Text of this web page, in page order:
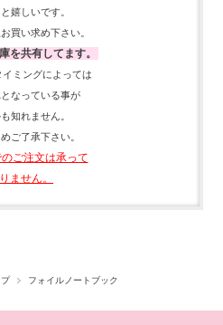
と嬉しいです。
お買い求め下さい。
を共有してます。
ミングによっては
となっている事が
知れません。
ご了承下さい。
ご注文は承って
ません。
フォイルノートブック